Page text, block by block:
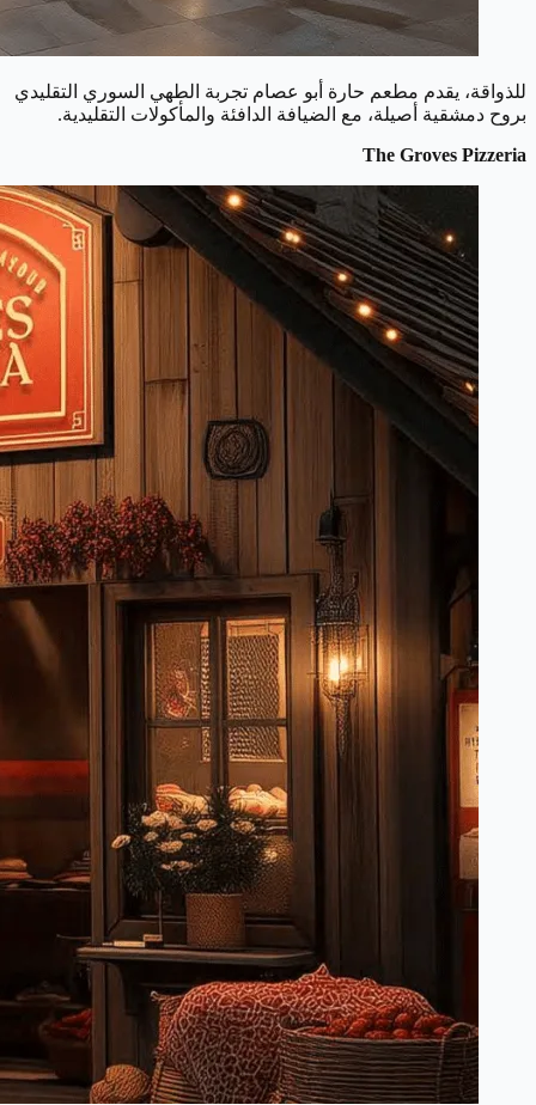
للذواقة، يقدم مطعم حارة أبو عصام تجربة الطهي السوري التقليدي
بروح دمشقية أصيلة، مع الضيافة الدافئة والمأكولات التقليدية.
The Groves Pizzeria